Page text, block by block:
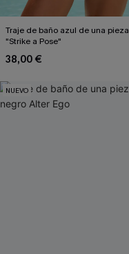
Traje de baño azul de una pieza
"Strike a Pose"
38,00 €
NUEVO